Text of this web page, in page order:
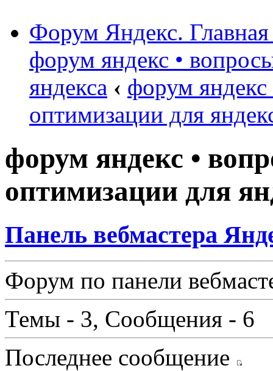
Форум Яндекс.
форум яндекс •
яндекса ‹ форум
оптимизации для
форум яндекс •
оптимизации для
Панель вебмастера
Форум по панели
Темы - 3, Сообщения - 6
Последнее сообщение